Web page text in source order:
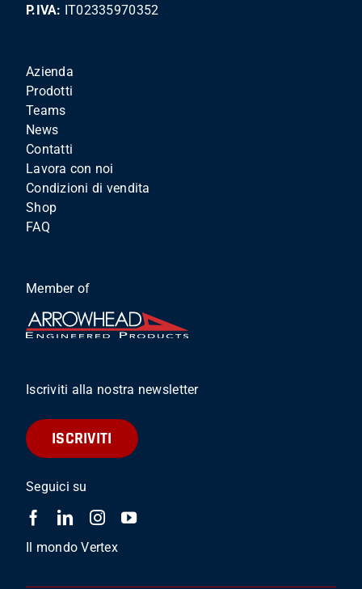
P.IVA: IT02335970352
Azienda
Prodotti
Teams
News
Contatti
Lavora con noi
Condizioni di vendita
Shop
FAQ
Member of
Iscriviti alla nostra newsletter
ISCRIVITI
Seguici su
Il mondo Vertex